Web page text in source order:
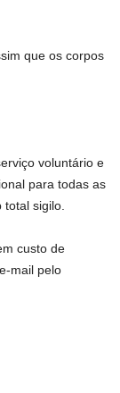
que os corpos
voluntário e
para todas as
total sigilo.
custo de
mail pelo